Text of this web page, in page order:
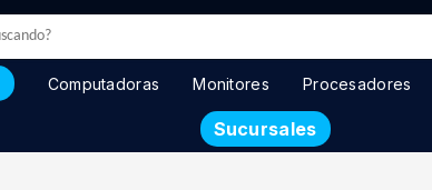
Computadoras Monitores Procesadores
Sucursales